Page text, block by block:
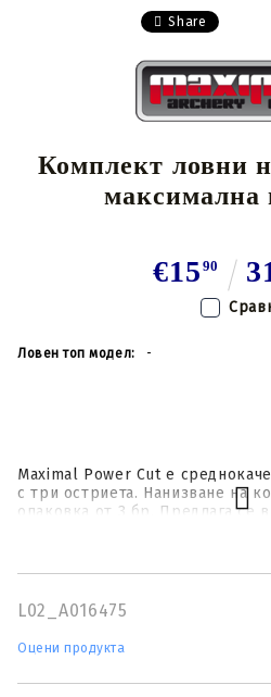
Share
Комплект ловни
максимална
€15 90
Maximal Power Cut е
с три остриета. Нанизване на
опаковка от 3 бр. Предлага се в
Ловен топ модел: -
L02_A016475
Оцени продукта